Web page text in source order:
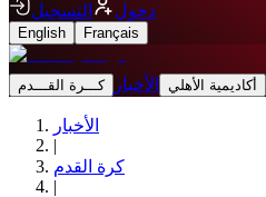
دخول التسجيل
English Français
كـــرة القـــدم الأخبار أكاديمية الأهلي
الأخبار
|
كرة القدم
|